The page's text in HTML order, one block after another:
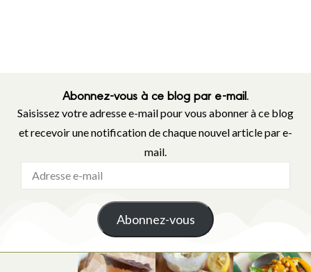
Abonnez-vous à ce blog par e-mail.
Saisissez votre adresse e-mail pour vous abonner à ce blog
et recevoir une notification de chaque nouvel article par e-
mail.
Abonnez-vous